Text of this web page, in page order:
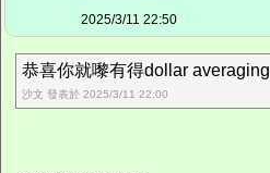
2025/3/11 22:50
恭喜你就嚟有得dollar averaging
沙文 發表於 2025/3/11 22:00